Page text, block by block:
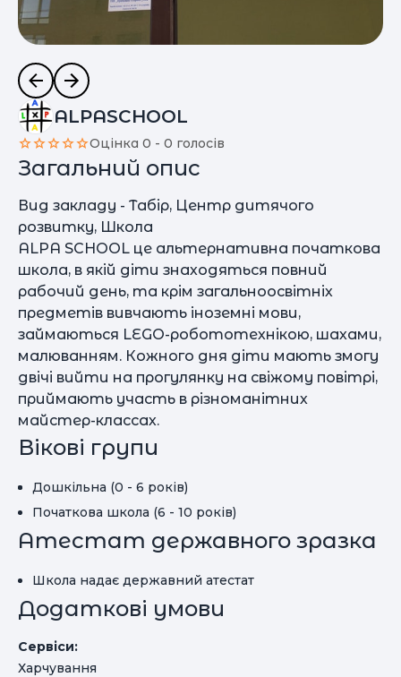
ALPASCHOOL
Оцінка 0 - 0 голосів
Загальний опис
Вид закладу - Табір, Центр дитячого
розвитку, Школа
ALPA SCHOOL це альтернативна початкова
школа, в якій діти знаходяться повний
рабочий день, та крім загальноосвітніх
предметів вивчають іноземні мови,
займаються LEGO-робототехнікою, шахами,
малюванням. Кожного дня діти мають змогу
двічі вийти на прогулянку на свіжому повітрі,
приймають участь в різноманітних
майстер-классах.
Вікові групи
Дошкільна (0 - 6 років)
Початкова школа (6 - 10 років)
Атестат державного зразка
Школа надає державний атестат
Додаткові умови
Сервіси:
Харчування